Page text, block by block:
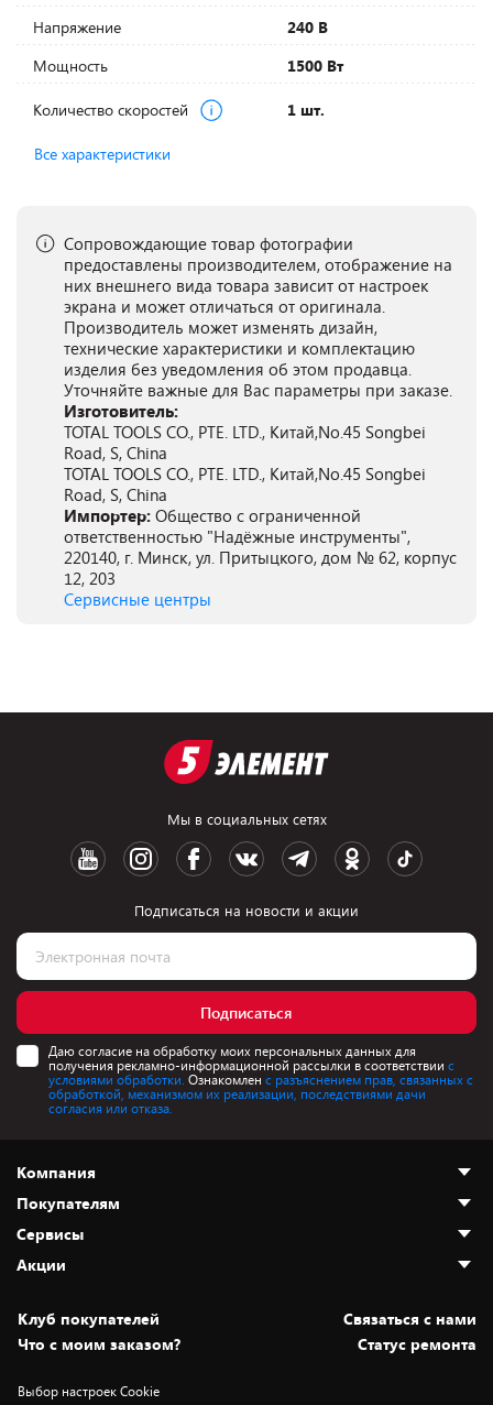
Напряжение
240 В
Мощность
1500 Вт
Количество скоростей 1 шт.
Все характеристики
Сопровождающие товар фотографии
предоставлены производителем, отображение на
них внешнего вида товара зависит от настроек
экрана и может отличаться от оригинала.
Производитель может изменять дизайн,
технические характеристики и комплектацию
изделия без уведомления об этом продавца.
Уточняйте важные для Вас параметры при заказе.
Изготовитель:
TOTAL TOOLS CO., PTE. LTD., Китай,No.45 Songbei
Road, S, China
TOTAL TOOLS CO., PTE. LTD., Китай,No.45 Songbei
Road, S, China
Импортер: Общество с ограниченной
ответственностью "Надёжные инструменты",
220140, г. Минск, ул. Притыцкого, дом № 62, корпус
12, 203
Сервисные центры
Мы в социальных сетях
Подписаться на новости и акции
Подписаться
Даю согласие на обработку моих персональных данных для
получения рекламно-информационной рассылки в соответствии с
условиями обработки. Ознакомлен с разъяснением прав, связанных с
обработкой, механизмом их реализации, последствиями дачи
согласия или отказа.
Компания
О нас
Адреса магазинов
Новости
Статьи и обзоры
Вакансии
Дай пять добру!
Покупателям
Как сделать заказ
Оплата и доставка
Безналичный расчёт
Обмен и возврат товара
Обработка персональных данных
Сервисы
Установка техники
Для игровых консолей
Для мобильных устройств
Акции
Скидки и промокоды
Белорусские товары
Бонусы
Клуб покупателей
Cвязаться с нами
Что с моим заказом?
Статус ремонта
Выбор настроек Cookie